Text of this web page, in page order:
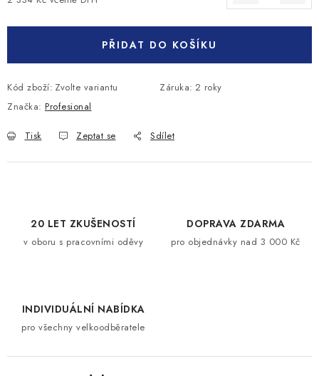
PŘIDAT DO KOŠÍKU
Kód zboží: Zvolte variantu Záruka: 2 roky
Značka: Profesional
Tisk Zeptat se Sdílet
20 LET ZKUŠENOSTÍ
v oboru s pracovními oděvy
DOPRAVA ZDARMA
pro objednávky nad 3 000 Kč
INDIVIDUÁLNÍ NABÍDKA
pro všechny velkoodběratele